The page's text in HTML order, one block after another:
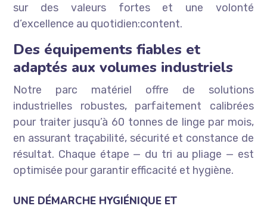
sur des valeurs fortes et une volonté
d’excellence au quotidien:content.
Des équipements fiables et
adaptés aux volumes industriels
Notre parc matériel offre de solutions
industrielles robustes, parfaitement calibrées
pour traiter jusqu’à 60 tonnes de linge par mois,
en assurant traçabilité, sécurité et constance de
résultat. Chaque étape — du tri au pliage — est
optimisée pour garantir efficacité et hygiène.
UNE DÉMARCHE HYGIÉNIQUE ET